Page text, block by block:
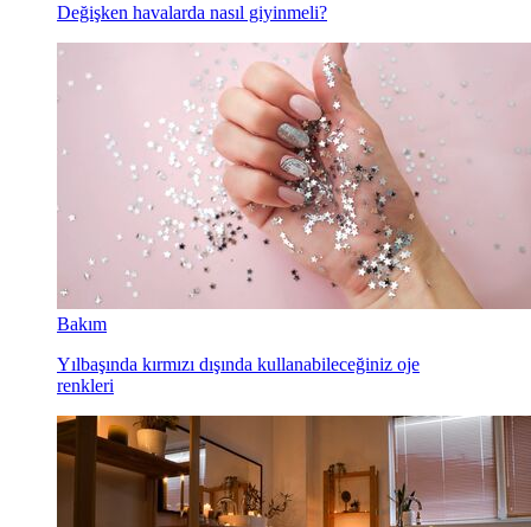
Değişken havalarda nasıl giyinmeli?
Bakım
Yılbaşında kırmızı dışında kullanabileceğiniz oje
renkleri